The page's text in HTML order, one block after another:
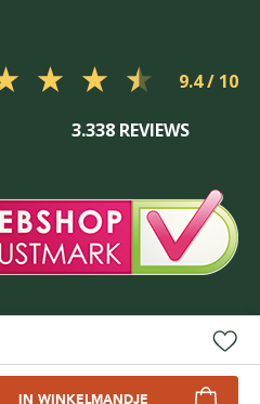
IN WINKELMANDJE
9.4
3.338 REVIEWS